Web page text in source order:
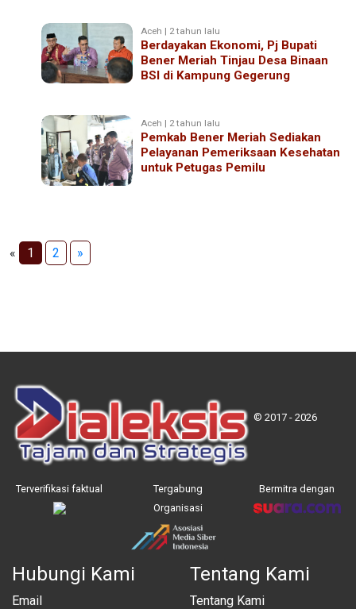
Aceh | 2 tahun lalu
Berdayakan Ekonomi, Pj Bupati
Bener Meriah Tinjau Desa Binaan
BSI di Kampung Gegerung
Aceh | 2 tahun lalu
Pemkab Bener Meriah Sediakan
Pelayanan Pemeriksaan Kesehatan
untuk Petugas Pemilu
« 1 2 »
© 2017 - 2026
Terverifikasi faktual
Tergabung
Organisasi
Bermitra dengan
Hubungi Kami
Email
Tentang Kami
Tentang Kami